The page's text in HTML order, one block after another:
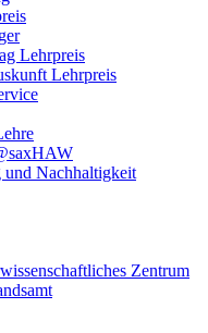
Lehrpreis
Lehrpreis
und Nachhaltigkeit
Zentrum